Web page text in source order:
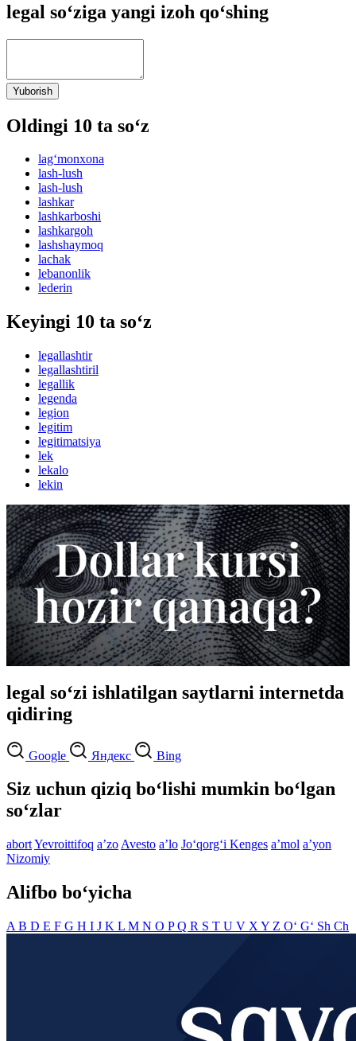
legal so‘ziga yangi izoh qo‘shing
Yuborish
Oldingi 10 ta so‘z
lag‘monxona
lash-lush
lash-lush
lashkar
lashkarboshi
lashkargoh
lashshaymoq
lachak
lebanonlik
lederin
Keyingi 10 ta so‘z
legallashtir
legallashtiril
legallik
legenda
legion
legitim
legitimatsiya
lek
lekalo
lekin
legal so‘zi ishlatilgan saytlarni internetda
qidiring
Google Яндекс Bing
Siz uchun qiziq bo‘lishi mumkin bo‘lgan
so‘zlar
abortYevroittifoq aʼzo Avesto aʼlo Jo‘qorg‘i Kenges aʼmol aʼyon
Nizomiy
Alifbo bo‘yicha
A B D E F G H I J K L M N O PQ R S T U V X Y Z O‘ G‘ Sh Ch